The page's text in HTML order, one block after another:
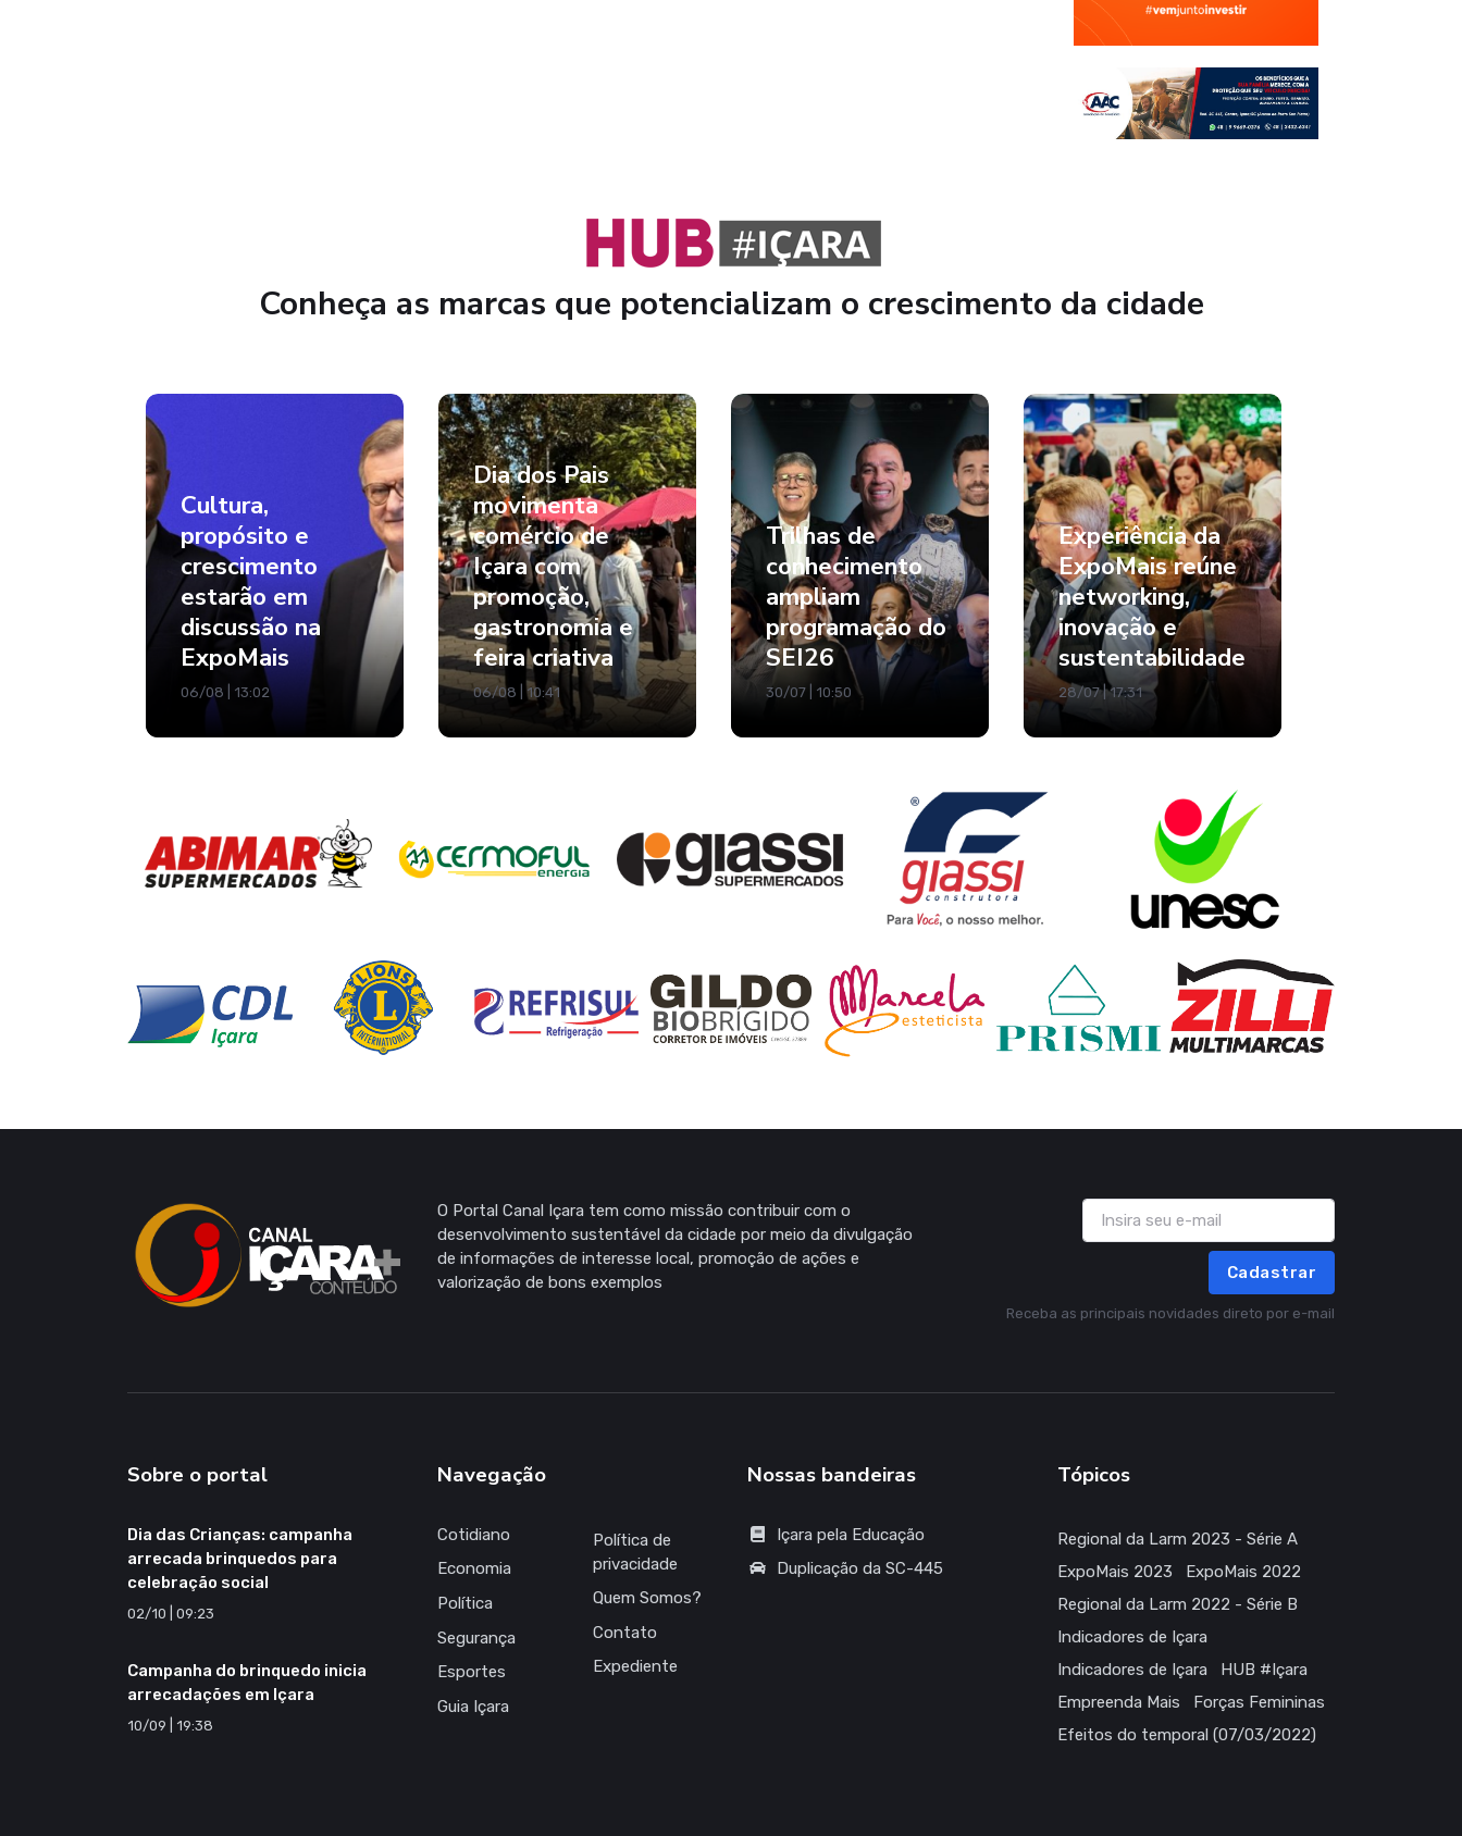
Cultura,
propósito e
crescimento
estarão em
discussão na
ExpoMais
06/08 | 13:02
Dia dos Pais
movimenta
comércio de
Içara com
promoção,
gastronomia e
feira criativa
06/08 | 10:41
Trilhas de
conhecimento
ampliam
programação do
SEI26
30/07 | 10:50
Experiência da
ExpoMais reúne
networking,
inovação e
sustentabilidade
28/07 | 17:31
O Portal Canal Içara tem como missão contribuir com o
desenvolvimento sustentável da cidade por meio da divulgação
Cadastrar
Sobre o portal
Dia das Crianças: campanha
arrecada brinquedos para
02/10 | 09:23
Campanha do brinquedo inicia
Navegação
Política
Segurança
Esportes
Política de
privacidade
Contato
Nossas bandeiras
Içara pela Educação
Regional da Larm 2023 - Série A
ExpoMais 2023
Regional da Larm 2022 - Série B
Indicadores de Içara
Indicadores de Içara
HUB #Içara
Empreenda Mais